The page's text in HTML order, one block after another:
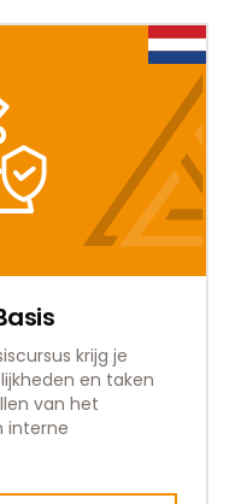
krijg je
en taken
van het
interne